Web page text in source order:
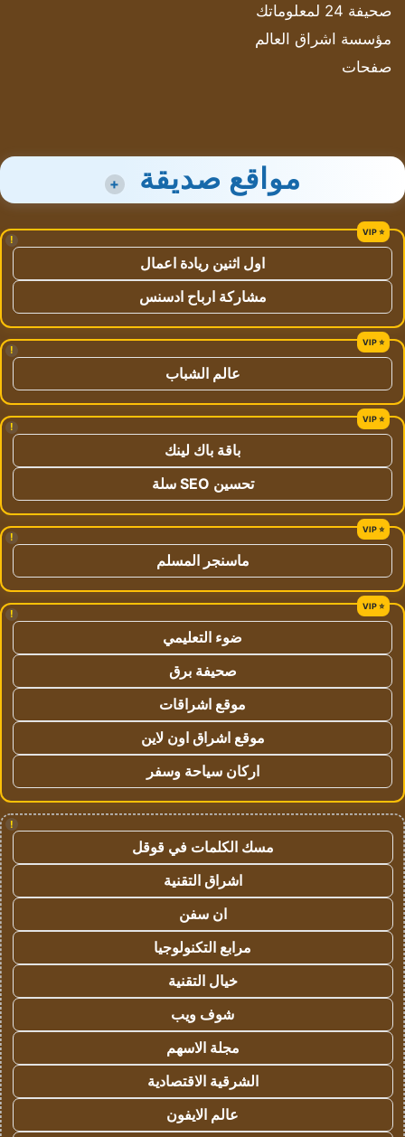
صحيفة 24 لمعلوماتك
مؤسسة اشراق العالم
صفحات
مواقع صديقة +
!
اول اثنين ريادة اعمال
مشاركة ارباح ادسنس
!
عالم الشباب
!
باقة باك لينك
تحسين SEO سلة
!
ماسنجر المسلم
!
ضوء التعليمي
صحيفة برق
موقع اشراقات
موقع اشراق اون لاين
اركان سياحة وسفر
!
مسك الكلمات في قوقل
اشراق التقنية
ان سفن
مرابع التكنولوجيا
خيال التقنية
شوف ويب
مجلة الاسهم
الشرقية الاقتصادية
عالم الايفون